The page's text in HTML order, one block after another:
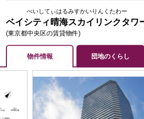
べいしてぃはるみすかいりんくたわー
ベイシティ晴海スカイリンクタワ
(東京都中央区の賃貸物件)
物件情報 団地のくらし